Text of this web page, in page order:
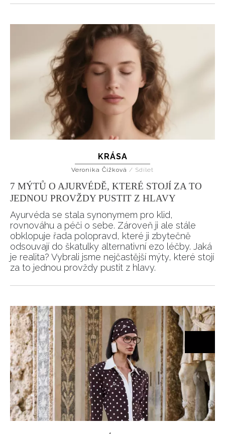
KRÁSA
Veronika Čížková / Sdílet
7 MÝTŮ O AJURVÉDĚ, KTERÉ STOJÍ ZA TO
JEDNOU PROVŽDY PUSTIT Z HLAVY
Ayurvéda se stala synonymem pro klid,
rovnováhu a péči o sebe. Zároveň ji ale stále
obklopuje řada polopravd, které ji zbytečně
odsouvají do škatulky alternativní ezo léčby. Jaká
je realita? Vybrali jsme nejčastější mýty, které stojí
za to jednou provždy pustit z hlavy.